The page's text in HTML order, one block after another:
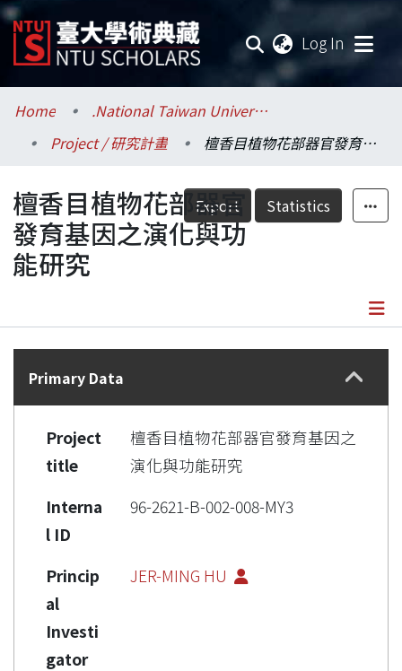
Log In
Communities & Collections
Research Outputs
Fundings & Projects
Researchers
Statistics
Home
.National Taiwan University / 國立臺灣大學
Project / 研究計畫
檀香目植物花部器官發育基因之演化與功能研究
Export Statistics
檀香目植物花部器官
發育基因之演化與功
能研究
Details
Primary Data
Project
title
檀香目植物花部器官發育基因之
演化與功能研究
Interna
l ID
96-2621-B-002-008-MY3
Princip
al
Investi
gator
JER-MING HU